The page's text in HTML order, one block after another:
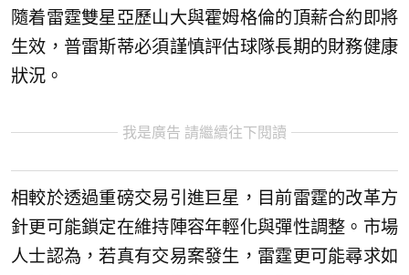
隨着雷霆雙星亞歷山大與霍姆格倫的頂薪合約即將
生效，普雷斯蒂必須謹慎評估球隊長期的財務健康
狀況。
我是廣告 請繼續往下閱讀
相較於透過重磅交易引進巨星，目前雷霆的改革方
針更可能鎖定在維持陣容年輕化與彈性調整。市場
人士認為，若真有交易案發生，雷霆更可能尋求如